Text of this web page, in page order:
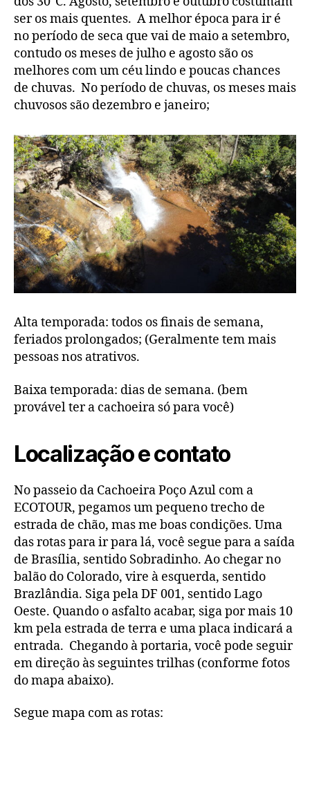
ser os mais quentes. A melhor época para ir é
no período de seca que vai de maio a setembro,
contudo os meses de julho e agosto são os
melhores com um céu lindo e poucas chances
de chuvas. No período de chuvas, os meses mais
chuvosos são dezembro e janeiro;
Alta temporada: todos os finais de semana,
feriados prolongados; (Geralmente tem mais
pessoas nos atrativos.
Baixa temporada: dias de semana. (bem
provável ter a cachoeira só para você)
Localização e contato
No passeio da Cachoeira Poço Azul com a
ECOTOUR, pegamos um pequeno trecho de
estrada de chão, mas me boas condições. Uma
das rotas para ir para lá, você segue para a saída
de Brasília, sentido Sobradinho. Ao chegar no
balão do Colorado, vire à esquerda, sentido
Brazlândia. Siga pela DF 001, sentido Lago
Oeste. Quando o asfalto acabar, siga por mais 10
km pela estrada de terra e uma placa indicará a
entrada. Chegando à portaria, você pode seguir
em direção às seguintes trilhas (conforme fotos
do mapa abaixo).
Segue mapa com as rotas: